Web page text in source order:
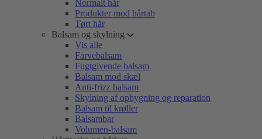
Normalt hår
Produkter mod hårtab
Tørt hår
Balsam og skylning
Vis alle
Farvebalsam
Fugtgivende balsam
Balsam mod skæl
Anti-frizz balsam
Skylning af opbygning og reparation
Balsam til krøller
Balsambar
Volumen-balsam